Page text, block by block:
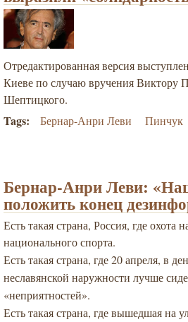
Отредактированная версия
Киеве по случаю вручения Виктору
Шептицкого.
Tags: Бернар-Анри Леви Пинчук
Бернар-Анри Леви:
положить конец
Есть такая страна, Россия, где охота
национального спорта.
Есть такая страна, где 20 апреля, в
неславянской наружности лучше
«неприятностей».
Есть такая страна, где вышедшая на